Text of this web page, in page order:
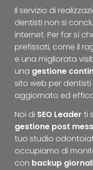
Il servizio di
dentisti non si
internet. Per far sì
prefissati, come il
e una migliorata
una gestione
sito web per
aggiornato ed
Noi di SEO Leader ti
gestione post
tuo studio
occupiamo di
con backup